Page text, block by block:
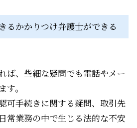
るかかりつけ弁護士ができる
ば、些細な疑問でも電話やメー
。
可手続きに関する疑問、取引先
常業務の中で生じる法的な不安